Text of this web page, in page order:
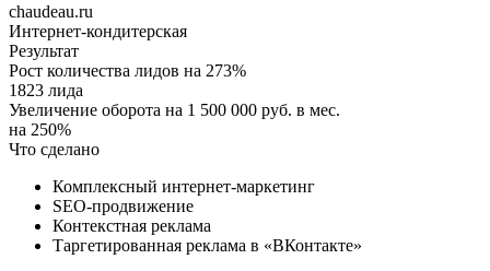
chaudeau.ru
Интернет-кондитерская
Результат
Рост количества лидов на 273%
1823 лида
Увеличение оборота на 1 500 000 руб. в мес.
на 250%
Что сделано
Комплексный интернет-маркетинг
SEO-продвижение
Контекстная реклама
Таргетированная реклама в «ВКонтакте»